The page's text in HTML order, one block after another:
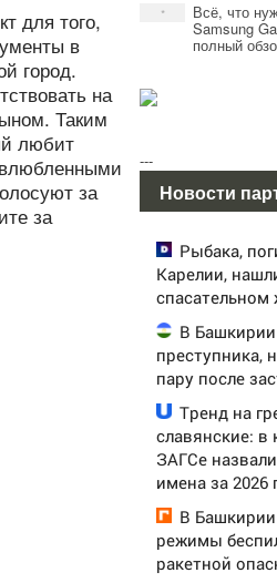
для того,
в
город.
на
Таким
любит
за
за
* Всё, что
Samsung
полный
---
Новости
Рыбака,
Карелии,
спасательном
В
преступника,
пару после
Тренд на
славянские: в
ЗАГСе
имена за 2026
В
режимы
ракетной